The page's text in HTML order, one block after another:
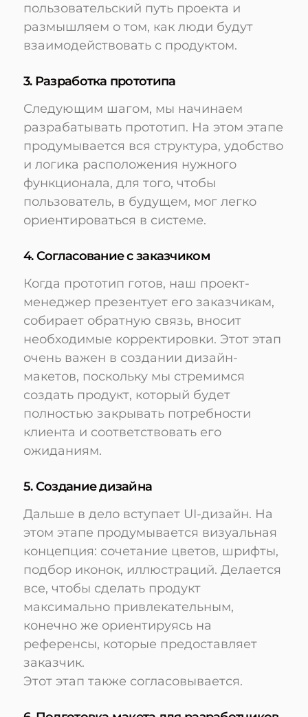
пользовательский путь проекта и
размышляем о том, как люди будут
взаимодействовать с продуктом.
3. Разработка прототипа
Следующим шагом, мы начинаем
разрабатывать прототип. На этом этапе
продумывается вся структура, удобство
и логика расположения нужного
функционала, для того, чтобы
пользователь, в будущем, мог легко
ориентироваться в системе.
4. Согласование с заказчиком
Когда прототип готов, наш проект-
менеджер презентует его заказчикам,
собирает обратную связь, вносит
необходимые корректировки. Этот этап
очень важен в создании дизайн-
макетов, поскольку мы стремимся
создать продукт, который будет
полностью закрывать потребности
клиента и соответствовать его
ожиданиям.
5. Создание дизайна
Дальше в дело вступает UI-дизайн. На
этом этапе продумывается визуальная
концепция: сочетание цветов, шрифты,
подбор иконок, иллюстраций. Делается
все, чтобы сделать продукт
максимально привлекательным,
конечно же ориентируясь на
референсы, которые предоставляет
заказчик.
Этот этап также согласовывается.